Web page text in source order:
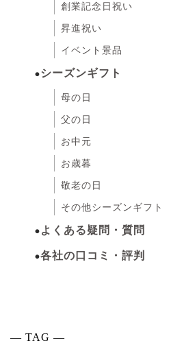
創業記念日祝い
昇進祝い
イベント景品
シーズンギフト
母の日
父の日
お中元
お歳暮
敬老の日
その他シーズンギフト
よくある疑問・質問
各社の口コミ・評判
― TAG ―